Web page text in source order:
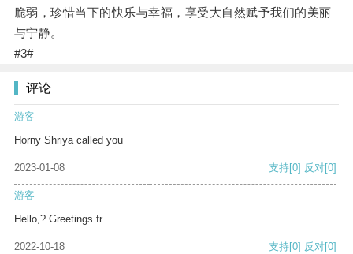
脆弱，珍惜当下的快乐与幸福，享受大自然赋予我们的美丽
与宁静。
#3#
评论
游客
Horny Shriya called you
2023-01-08 支持[0] 反对[0]
游客
Hello,? Greetings fr
2022-10-18 支持[0] 反对[0]